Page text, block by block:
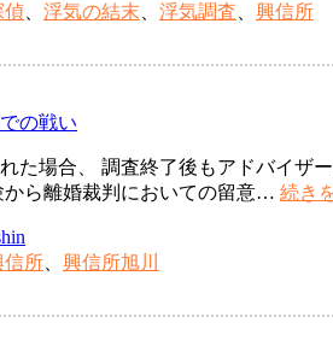
偵、 浮気の結末、 浮気調査、 興信所
の戦い
た場合、 調査終了後もアドバイザ
から離婚裁判においての留意… 続き
信所、 興信所旭川